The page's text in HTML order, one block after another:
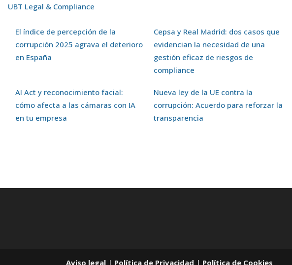
UBT Legal & Compliance
El índice de percepción de la
corrupción 2025 agrava el deterioro
en España
Cepsa y Real Madrid: dos casos que
evidencian la necesidad de una
gestión eficaz de riesgos de
compliance
AI Act y reconocimiento facial:
cómo afecta a las cámaras con IA
en tu empresa
Nueva ley de la UE contra la
corrupción: Acuerdo para reforzar la
transparencia
Aviso legal | Política de Privacidad | Política de Cookies